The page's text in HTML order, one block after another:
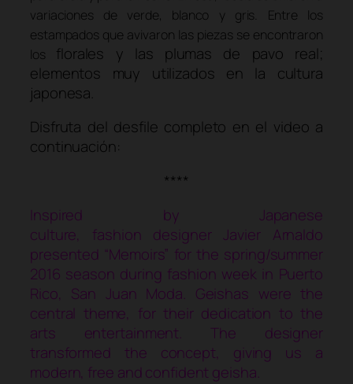
variaciones de verde, blanco y gris. Entre los
estampados que avivaron las piezas se encontraron
los florales y las plumas de pavo real;
elementos muy utilizados en la cultura
japonesa.
Disfruta del desfile completo en el video a
continuación:
****
Inspired by Japanese
culture, fashion designer Javier Arnaldo
presented “Memoirs” for the spring/summer
2016 season during fashion week in Puerto
Rico, San Juan Moda. Geishas were the
central theme, for their dedication to the
arts entertainment. The designer
transformed the concept, giving us a
modern, free and confident geisha.